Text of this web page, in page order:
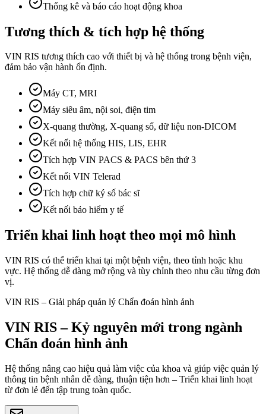
Thống kê và báo cáo hoạt động khoa
Tương thích & tích hợp hệ thống
VIN RIS tương thích cao với thiết bị và hệ thống trong bệnh viện,
đảm bảo vận hành ổn định.
Máy CT, MRI
Máy siêu âm, nội soi, điện tim
X-quang thường, X-quang số, dữ liệu non-DICOM
Kết nối hệ thống HIS, LIS, EHR
Tích hợp VIN PACS & PACS bên thứ 3
Kết nối VIN Telerad
Tích hợp chữ ký số bác sĩ
Kết nối bảo hiểm y tế
Triển khai linh hoạt theo mọi mô hình
VIN RIS có thể triển khai tại một bệnh viện, theo tỉnh hoặc khu
vực. Hệ thống dễ dàng mở rộng và tùy chỉnh theo nhu cầu từng đơn
vị.
VIN RIS – Giải pháp quản lý Chẩn đoán hình ảnh
VIN RIS – Kỷ nguyên mới trong ngành
Chẩn đoán hình ảnh
Hệ thống nâng cao hiệu quả làm việc của khoa và giúp việc quản lý
thông tin bệnh nhân dễ dàng, thuận tiện hơn – Triển khai linh hoạt
từ đơn lẻ đến tập trung toàn quốc.